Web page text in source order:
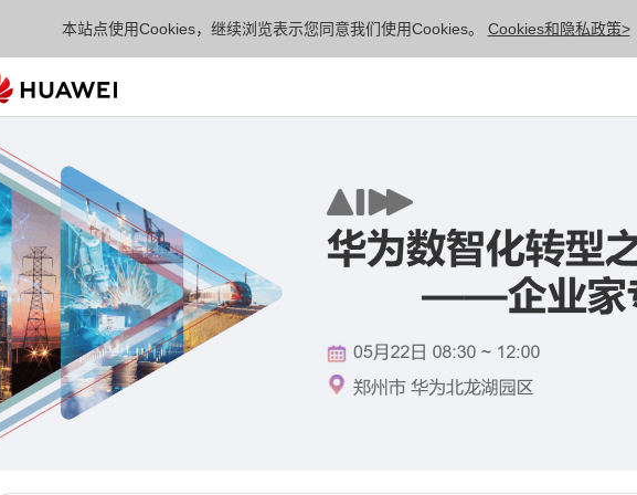
本站点使用Cookies，继续浏览表示您同意我们使用Cookies。 Cookies和隐私政策>